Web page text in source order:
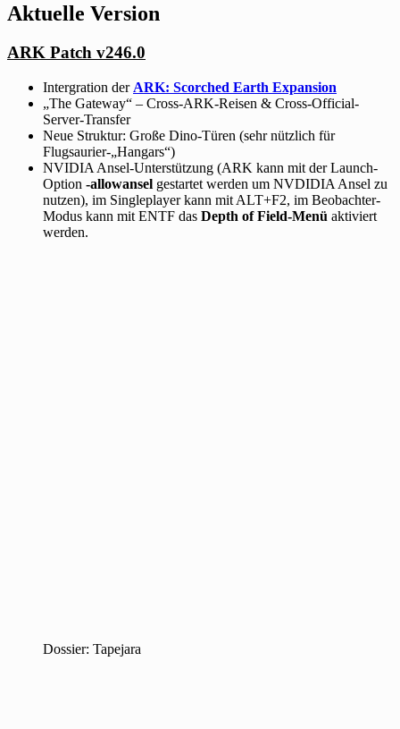
Aktuelle Version
ARK Patch v246.0
Intergration der ARK: Scorched Earth Expansion
„The Gateway“ – Cross-ARK-Reisen & Cross-Official-
Server-Transfer
Neue Struktur: Große Dino-Türen (sehr nützlich für
Flugsaurier-„Hangars“)
NVIDIA Ansel-Unterstützung (ARK kann mit der Launch-
Option -allowansel gestartet werden um NVDIDIA Ansel zu
nutzen), im Singleplayer kann mit ALT+F2, im Beobachter-
Modus kann mit ENTF das Depth of Field-Menü aktiviert
werden.
Dossier: Tapejara